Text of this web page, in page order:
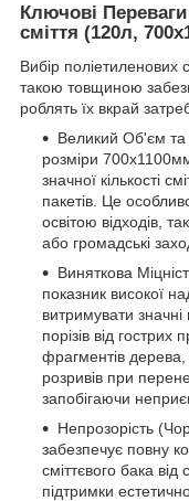
Ключові
сміття (120л,
Вибір поліетиленових
такою товщиною
роблять їх вкрай
Великий Об'єм та
розміри
значної кількості
пакетів. Це
освітою відходів,
або громадські
Виняткова
показник високої
витримувати значні
порізів від
фрагментів
розривів при
запобігаючи
Непрозорість
забезпечує повну
сміттєвого бака
підтримки